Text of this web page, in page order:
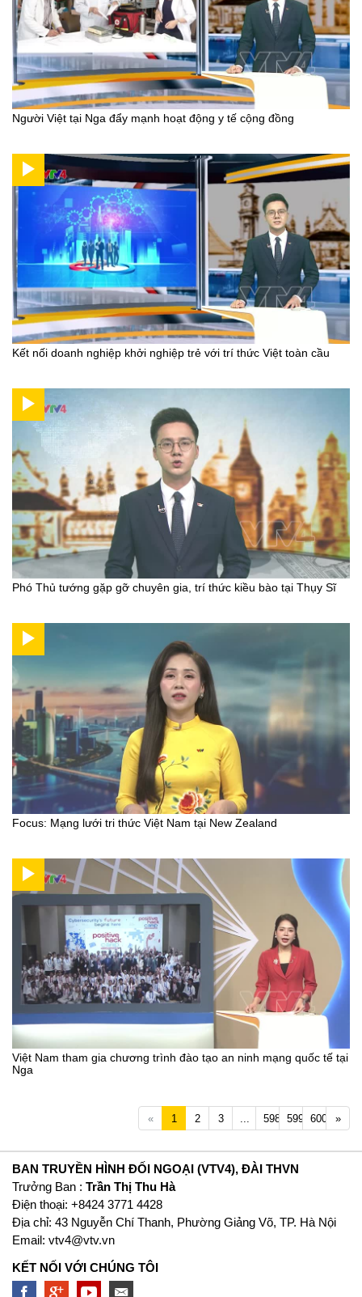
Người Việt tại Nga đẩy mạnh hoạt động y tế cộng đồng
Kết nối doanh nghiệp khởi nghiệp trẻ với trí thức Việt toàn cầu
Phó Thủ tướng gặp gỡ chuyên gia, trí thức kiều bào tại Thụy Sĩ
Focus: Mạng lưới tri thức Việt Nam tại New Zealand
Việt Nam tham gia chương trình đào tạo an ninh mạng quốc tế tại
Nga
«Previous
1 2 3 598 599 600 »Next
BAN TRUYỀN HÌNH ĐỐI NGOẠI (VTV4), ĐÀI THVN
Trưởng Ban : Trần Thị Thu Hà
Ðiện thoại: +8424 3771 4428
Địa chỉ: 43 Nguyễn Chí Thanh, Phường Giảng Võ, TP. Hà Nội
Email: vtv4@vtv.vn
KẾT NỐI VỚI CHÚNG TÔI